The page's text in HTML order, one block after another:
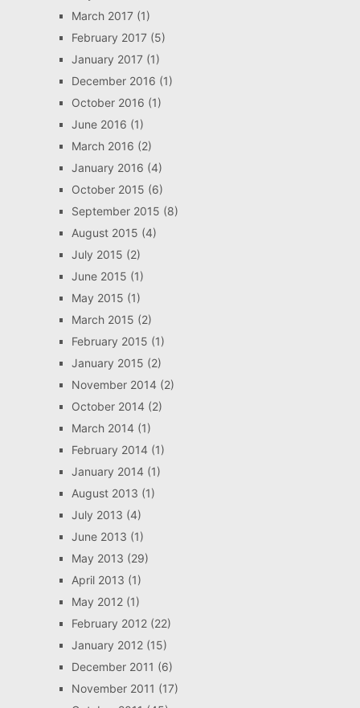
March 2017(1)
February 2017(5)
January 2017(1)
December 2016 (1)
October 2016 (1)
June 2016 (1)
March 2016 (2)
January 2016 (4)
October 2015 (6)
September 2015 (8)
August 2015 (4)
July 2015 (2)
June 2015 (1)
May 2015 (1)
March 2015 (2)
February 2015 (1)
January 2015 (2)
November 2014(2)
October 2014(2)
March 2014(1)
February 2014(1)
January 2014(1)
August 2013 (1)
July 2013 (4)
June 2013 (1)
May 2013 (29)
April 2013 (1)
May 2012(1)
February 2012(22)
January 2012(15)
December 2011 (6)
November 2011 (17)